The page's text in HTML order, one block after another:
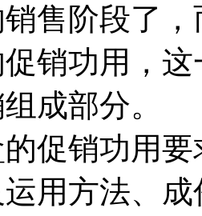
售阶段了
销功用，
成部分。
促销功用
用方法、